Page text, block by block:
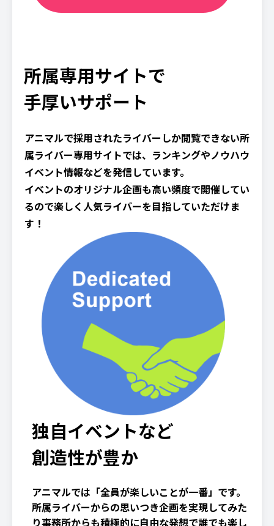
所属専用サイトで
手厚いサポート
アニマルで採用されたライバーしか閲覧できない所
属ライバー専用サイトでは、ランキングやノウハウ
イベント情報などを発信しています。
イベントのオリジナル企画も高い頻度で開催してい
るので楽しく人気ライバーを目指していただけま
す！
独自イベントなど
創造性が豊か
アニマルでは「全員が楽しいことが一番」です。
所属ライバーからの思いつき企画を実現してみた
り事務所からも積極的に自由な発想で誰でも楽し